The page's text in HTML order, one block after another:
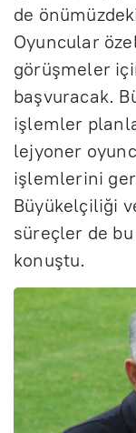
de
Oyuncular
görüşmeler
başvuracak.
işlemler
lejyoner
işlemlerini
Büyükelçiliği
süreçler de
konuştu.